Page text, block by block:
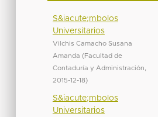
S&iacute;mbolos
Universitarios
Vilchis Camacho Susana
Amanda (Facultad de
Contaduría y Administración
2015-12-18)
S&iacute;mbolos
Universitarios